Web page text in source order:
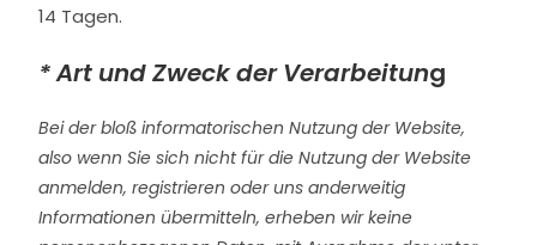
14 Tagen.
* Art und Zweck der Verarbeitung
Bei der bloß informatorischen Nutzung der Website,
also wenn Sie sich nicht für die Nutzung der Website
anmelden, registrieren oder uns anderweitig
Informationen übermitteln, erheben wir keine